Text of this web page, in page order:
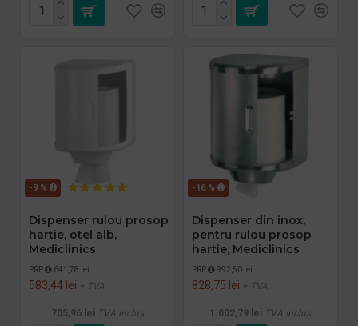
-9 %
Dispenser rulou prosop
hartie, otel alb,
Mediclinics
PRP 641,78 lei
583,44 lei + TVA
705,96 lei TVA inclus
-16 %
Dispenser din inox,
pentru rulou prosop
hartie, Mediclinics
PRP 992,50 lei
828,75 lei + TVA
1.002,79 lei TVA inclus